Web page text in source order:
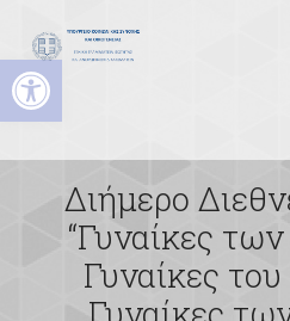
Ανοίξτε τη γραμμή εργαλείων
Διήμερο
“Γυναίκες
Γυναίκες